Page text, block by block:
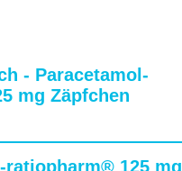
- Paracetamol-
mg Zäpfchen
ratiopharm® 125 mg